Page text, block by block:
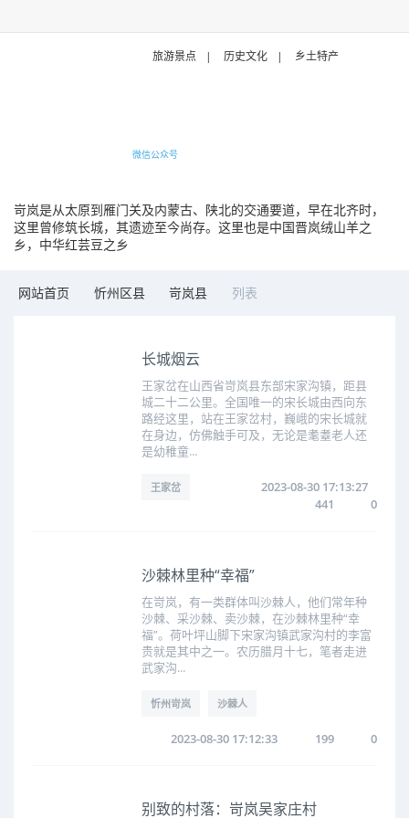
旅游景点 | 历史文化 | 乡土特产
微信公众号
岢岚是从太原到雁门关及内蒙古、陕北的交通要道，早在北齐时，
这里曾修筑长城，其遗迹至今尚存。这里也是中国晋岚绒山羊之
乡，中华红芸豆之乡
网站首页 忻州区县 岢岚县 列表
​长城烟云
王家岔在山西省岢岚县东部宋家沟镇，距县
城二十二公里。全国唯一的宋长城由西向东
路经这里，站在王家岔村，巍峨的宋长城就
在身边，仿佛触手可及，无论是耄耋老人还
是幼稚童...
王家岔
2023-08-30 17:13:27
441
0
沙棘林里种“幸福”
在岢岚，有一类群体叫沙棘人，他们常年种
沙棘、采沙棘、卖沙棘，在沙棘林里种“幸
福”。荷叶坪山脚下宋家沟镇武家沟村的李富
贵就是其中之一。农历腊月十七，笔者走进
武家沟...
忻州岢岚 沙棘人
2023-08-30 17:12:33 199 0
别致的村落：岢岚吴家庄村